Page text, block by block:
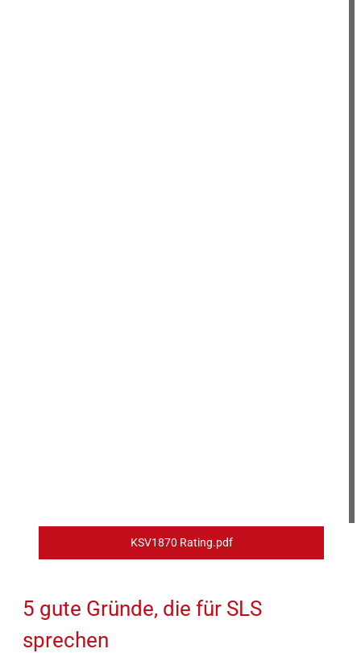
KSV1870 Rating.pdf
5 gute Gründe, die für SLS
sprechen